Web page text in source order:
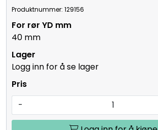
PE Albue 45° SDR11 40mm
Produktnummer: 129156
40 mm
Logg inn for å se lager
-